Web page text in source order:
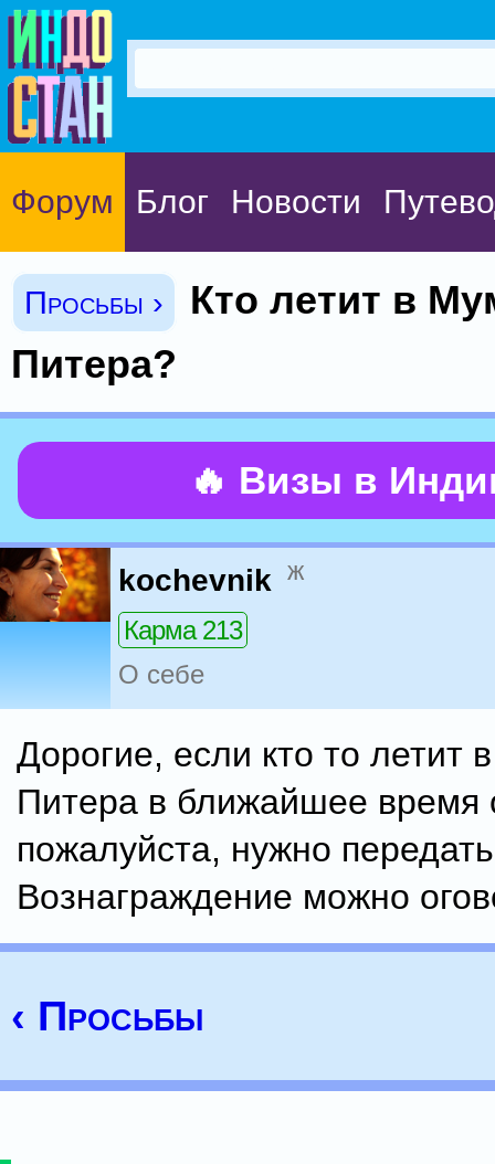
Форум Блог Новости
Просьбы ›
Кто летит в
Питера?
🔥 Визы в
kochevnik ж
Карма 213
О себе
Дорогие, если кто то летит
Питера в ближайшее время
пожалуйста, нужно
Вознаграждение можно
‹ Просьбы